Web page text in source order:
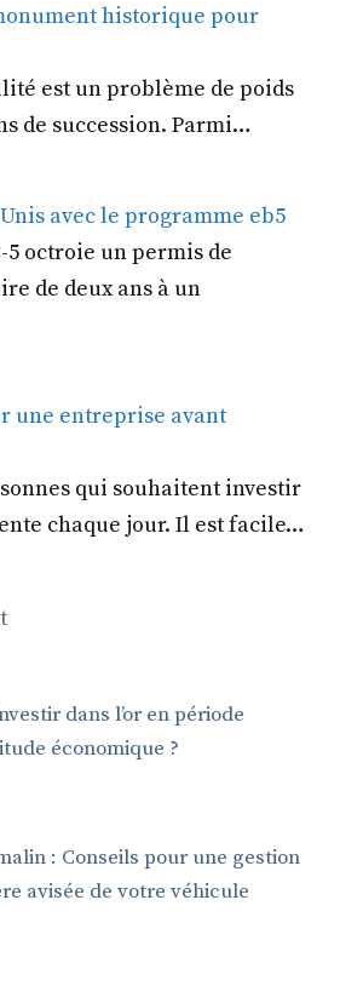
historique pour
est un problème de poids
de succession. Parmi…
avec le programme eb5
5 octroie un permis de
de deux ans à un
une entreprise avant
qui souhaitent investir
chaque jour. Il est facile…
dans l’or en période
économique ?
: Conseils pour une gestion
avisée de votre véhicule